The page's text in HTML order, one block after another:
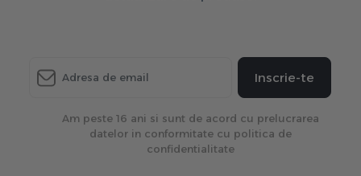
Inscrie-te
Am peste 16 ani si sunt de acord cu prelucrarea
datelor in conformitate cu politica de
confidentialitate